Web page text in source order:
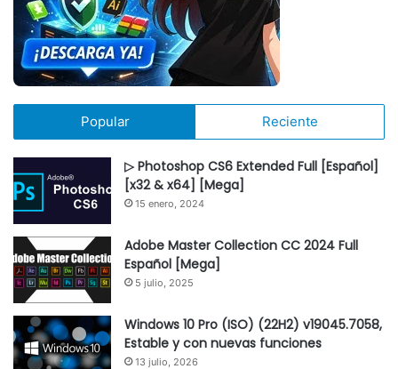
Popular Reciente
▷ Photoshop CS6 Extended Full [Español]
[x32 & x64] [Mega]
15 enero, 2024
Adobe Master Collection CC 2024 Full
Español [Mega]
5 julio, 2025
Windows 10 Pro (ISO) (22H2) v19045.7058,
Estable y con nuevas funciones
13 julio, 2026